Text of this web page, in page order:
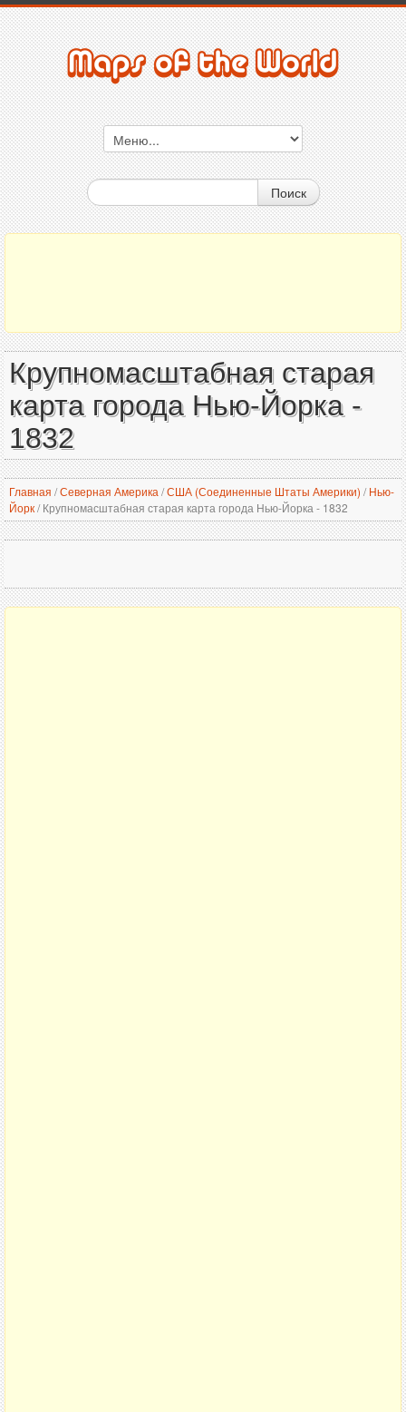
Поиск
Крупномасштабная старая
карта города Нью-Йорка -
1832
Главная /Северная Америка /США (Соединенные Штаты Америки) / Нью-
Йорк/Крупномасштабная старая карта города Нью-Йорка - 1832